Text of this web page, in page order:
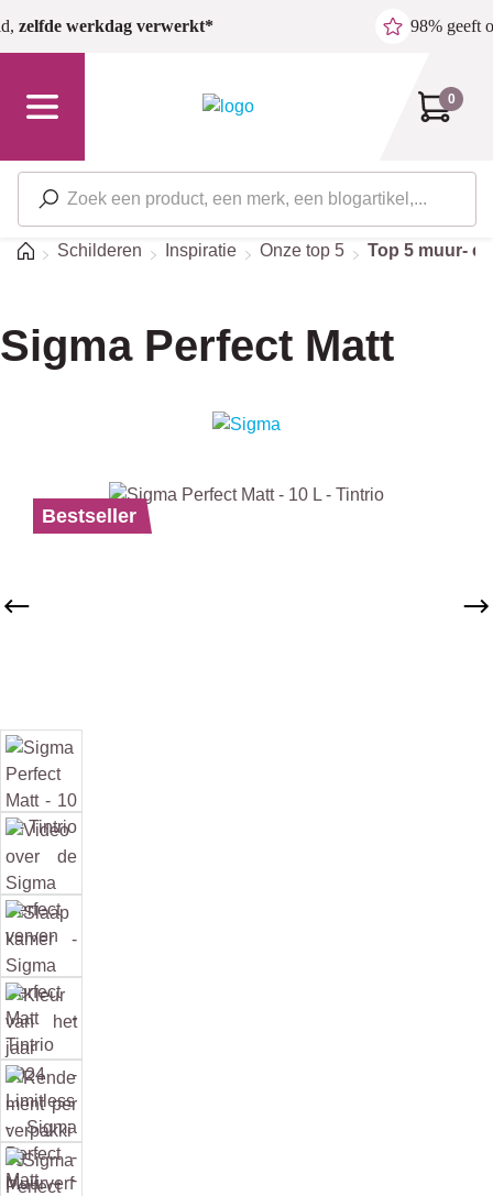
Ga naar de hoofdinhoud
zelfde werkdag verwerkt* 98% geeft
0
HomeSchilderen Inspiratie Onze top 5 Top 5 muur-
Sigma Perfect Matt
Afbeeldingengalerij overslaan
Bestseller